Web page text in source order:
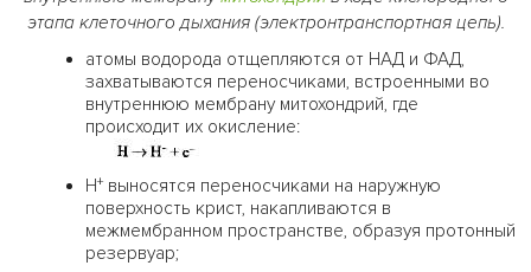
этапа клеточного дыхания (электронтранспортная цепь).
атомы водорода отщепляются от НАД и ФАД,
захватываются переносчиками, встроенными во
внутреннюю мембрану митохондрий, где
происходит их окисление:
Н+ выносятся переносчиками на наружную
поверхность крист, накапливаются в
межмембранном пространстве, образуя протонный
резервуар;